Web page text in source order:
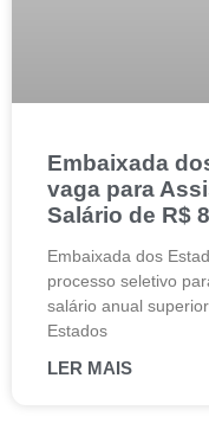
Embaixada
vaga para
Salário de R$
Embaixada dos
processo seletivo
salário anual
Estados
LER MAIS